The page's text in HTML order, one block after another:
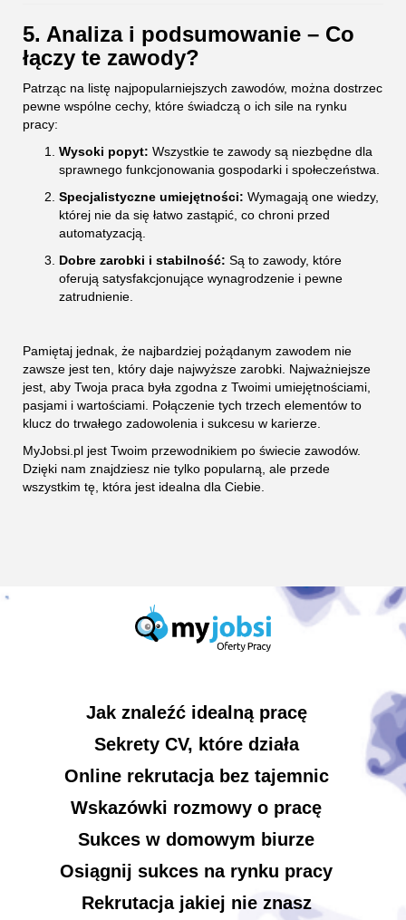
5. Analiza i podsumowanie – Co
łączy te zawody?
Patrząc na listę najpopularniejszych zawodów, można dostrzec
pewne wspólne cechy, które świadczą o ich sile na rynku
pracy:
Wysoki popyt: Wszystkie te zawody są niezbędne dla
sprawnego funkcjonowania gospodarki i społeczeństwa.
Specjalistyczne umiejętności: Wymagają one wiedzy,
której nie da się łatwo zastąpić, co chroni przed
automatyzacją.
Dobre zarobki i stabilność: Są to zawody, które
oferują satysfakcjonujące wynagrodzenie i pewne
zatrudnienie.
Pamiętaj jednak, że najbardziej pożądanym zawodem nie
zawsze jest ten, który daje najwyższe zarobki. Najważniejsze
jest, aby Twoja praca była zgodna z Twoimi umiejętnościami,
pasjami i wartościami. Połączenie tych trzech elementów to
klucz do trwałego zadowolenia i sukcesu w karierze.
MyJobsi.pl jest Twoim przewodnikiem po świecie zawodów.
Dzięki nam znajdziesz nie tylko popularną, ale przede
wszystkim tę, która jest idealna dla Ciebie.
Jak znaleźć idealną pracę
Sekrety CV, które działa
Online rekrutacja bez tajemnic
Wskazówki rozmowy o pracę
Sukces w domowym biurze
Osiągnij sukces na rynku pracy
Rekrutacja jakiej nie znasz